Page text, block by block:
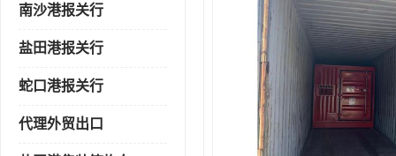
南沙港报关行
盐田港报关行
蛇口港报关行
代理外贸出口